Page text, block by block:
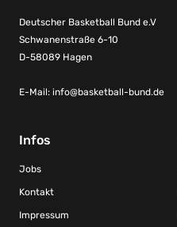
Deutscher Basketball Bund e.V
Schwanenstraße 6-10
D-58089 Hagen
E-Mail: info@basketball-bund.de
Infos
Jobs
Kontakt
Impressum